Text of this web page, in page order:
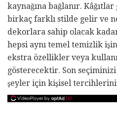
kaynağına bağlanır.
birkaç farklı stilde gelir ve
dekorlara sahip olacak
hepsi aynı temel temizlik
ekstra özellikler veya
gösterecektir. Son seçiminizi
şeyler için kişisel